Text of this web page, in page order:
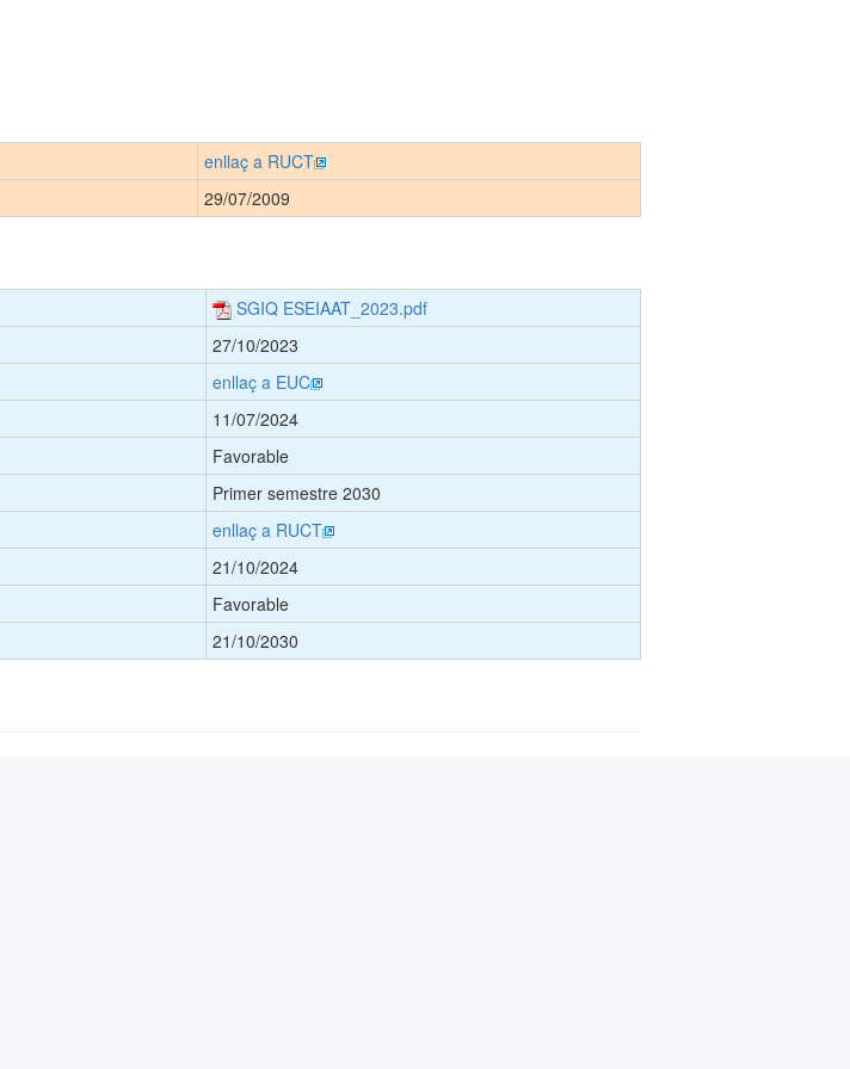
enllaç a RUCT
29/07/2009
SGIQ ESEIAAT_2023.pdf
27/10/2023
enllaç a EUC
11/07/2024
Favorable
Primer semestre 2030
enllaç a RUCT
21/10/2024
Favorable
21/10/2030